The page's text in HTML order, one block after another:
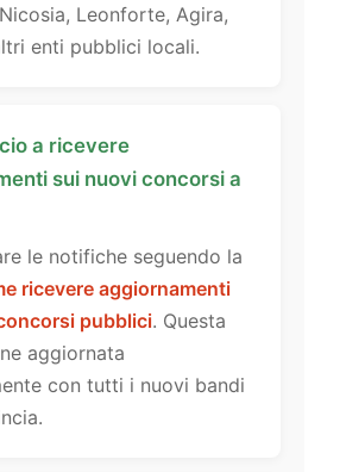
Leonforte, Agira,
enti pubblici locali.
a ricevere
sui nuovi concorsi a
le notifiche seguendo la
ricevere aggiornamenti
pubblici. Questa
aggiornata
con tutti i nuovi bandi